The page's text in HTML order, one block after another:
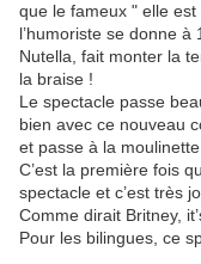
que le fameux " elle
l’humoriste se donne
Nutella, fait monter la
la braise !
Le spectacle passe
bien avec ce nouveau
et passe à la
C’est la première fois
spectacle et c’est très
Comme dirait Britney,
Pour les bilingues, ce